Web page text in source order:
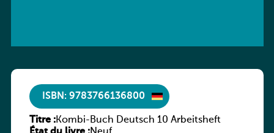
ISBN: 9783766136800
Titre :Kombi-Buch Deutsch 10 Arbeitsheft